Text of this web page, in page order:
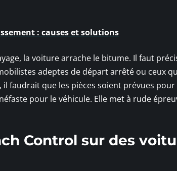
: causes et solutions
la voiture arrache le bitume. Il faut
adeptes de départ arrêté ou ceux
faudrait que les pièces soient prévues pour
pour le véhicule. Elle met à rude
Control sur des